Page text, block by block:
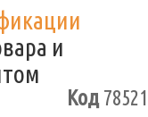
и
Код78521